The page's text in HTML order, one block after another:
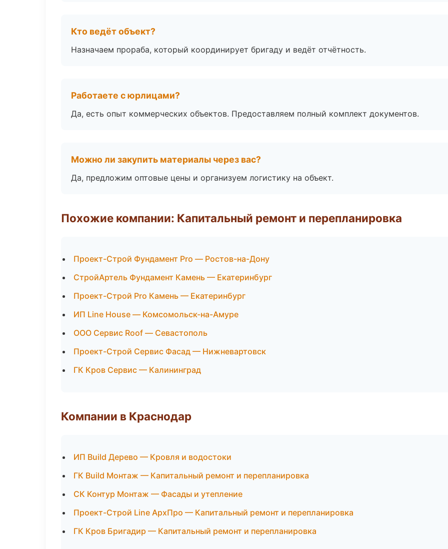
Кто ведёт объект?
Назначаем прораба, который координирует бригаду и ведёт отчётность.
Работаете с юрлицами?
Да, есть опыт коммерческих объектов. Предоставляем полный комплект документов.
Можно ли закупить материалы через вас?
Да, предложим оптовые цены и организуем логистику на объект.
Похожие компании: Капитальный ремонт и перепланировка
Проект-Строй Фундамент Pro — Ростов-на-Дону
СтройАртель Фундамент Камень — Екатеринбург
Проект-Строй Pro Камень — Екатеринбург
ИП Line House — Комсомольск-на-Амуре
ООО Сервис Roof — Севастополь
Проект-Строй Сервис Фасад — Нижневартовск
ГК Кров Сервис — Калининград
Компании в Краснодар
ИП Build Дерево — Кровля и водостоки
ГК Build Монтаж — Капитальный ремонт и перепланировка
СК Контур Монтаж — Фасады и утепление
Проект-Строй Line АрхПро — Капитальный ремонт и перепланировка
ГК Кров Бригадир — Капитальный ремонт и перепланировка